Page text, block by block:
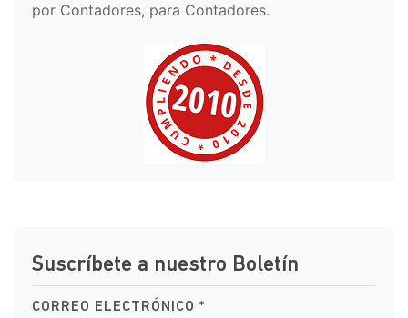
por Contadores, para Contadores.
Suscríbete a nuestro Boletín
CORREO ELECTRÓNICO *